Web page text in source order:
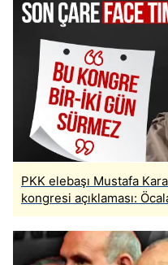
PKK elebaşı Mustafa
kongresi açıklaması: